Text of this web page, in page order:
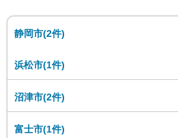
静岡市(2件)
浜松市(1件)
沼津市(2件)
富士市(1件)